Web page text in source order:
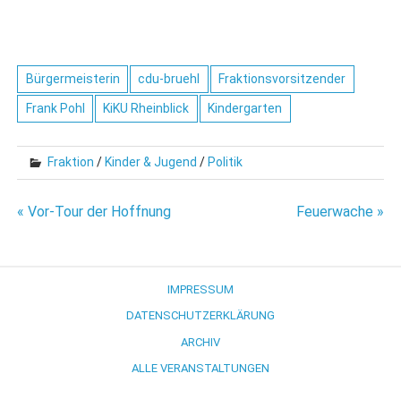
Bürgermeisterin cdu-bruehl Fraktionsvorsitzender
Frank Pohl KiKU Rheinblick Kindergarten
Fraktion / Kinder & Jugend / Politik
Beitragsnavigation
« Vor-Tour der Hoffnung Feuerwache »
IMPRESSUM
DATENSCHUTZERKLÄRUNG
ARCHIV
ALLE VERANSTALTUNGEN